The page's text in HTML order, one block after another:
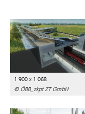
1 900 x 1 068
© ÖBB_zkpt ZT GmbH